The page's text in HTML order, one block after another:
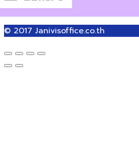
© 2017 Janivisoffice.co.th